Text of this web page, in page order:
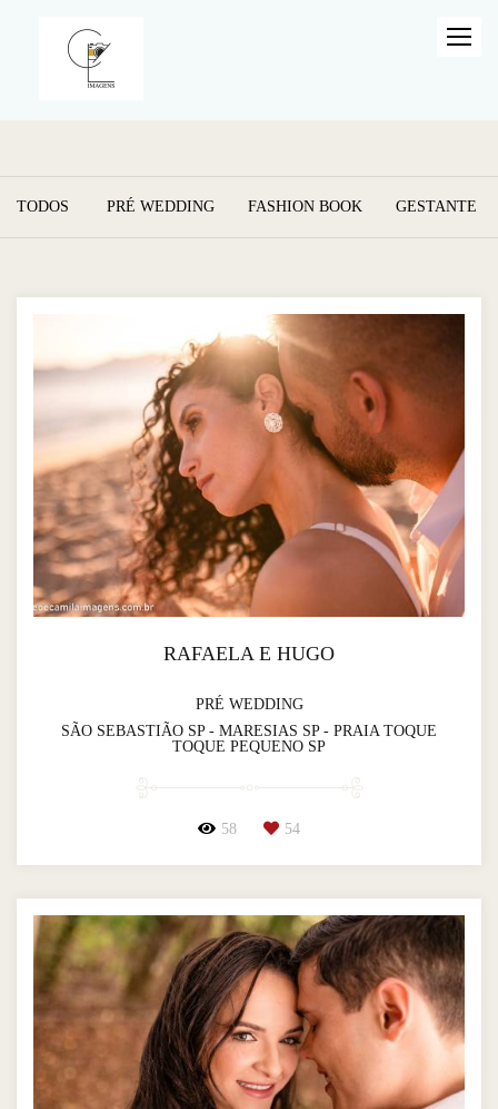
TODOS PRÉ WEDDING FASHION BOOK GESTANTE
RAFAELA E HUGO
PRÉ WEDDING
SÃO SEBASTIÃO SP - MARESIAS SP - PRAIA TOQUE
TOQUE PEQUENO SP
58 54